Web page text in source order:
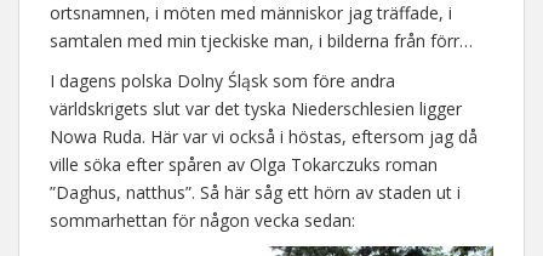
ortsnamnen, i möten med människor jag träffade, i
samtalen med min tjeckiske man, i bilderna från förr…
I dagens polska Dolny Śląsk som före andra
världskrigets slut var det tyska Niederschlesien ligger
Nowa Ruda. Här var vi också i höstas, eftersom jag då
ville söka efter spåren av Olga Tokarczuks roman
”Daghus, natthus”. Så här såg ett hörn av staden ut i
sommarhettan för någon vecka sedan: